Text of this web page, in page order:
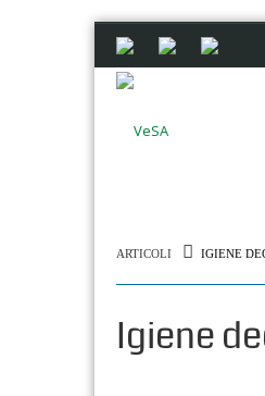
ARTICOLI IGIENE
Igiene